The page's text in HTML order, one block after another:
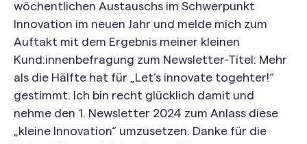
wöchentlichen Austauschs im Schwerpunkt
Innovation im neuen Jahr und melde mich zum
Auftakt mit dem Ergebnis meiner kleinen
Kund:innenbefragung zum Newsletter-Titel: Mehr
als die Hälfte hat für „Let’s innovate togehter!“
gestimmt. Ich bin recht glücklich damit und
nehme den 1. Newsletter 2024 zum Anlass diese
„kleine Innovation“ umzusetzen. Danke für die